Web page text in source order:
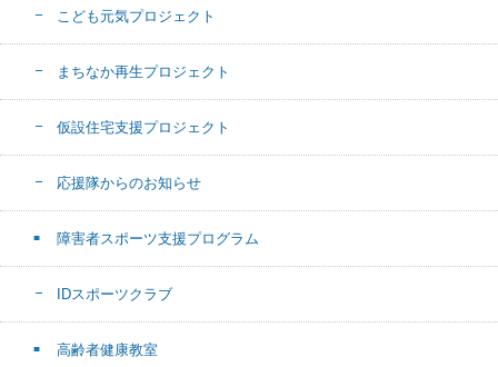
こども元気プロジェクト
まちなか再生プロジェクト
仮設住宅支援プロジェクト
応援隊からのお知らせ
障害者スポーツ支援プログラム
IDスポーツクラブ
高齢者健康教室